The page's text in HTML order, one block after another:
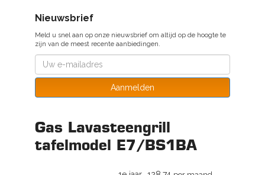
Nieuwsbrief
Meld u snel aan op onze nieuwsbrief om altijd op de hoogte te
zijn van de meest recente aanbiedingen.
Aanmelden
Gas Lavasteengrill
tafelmodel E7/BS1BA